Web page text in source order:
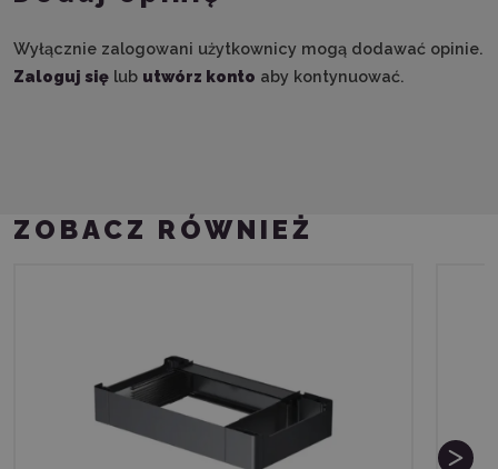
Wyłącznie zalogowani użytkownicy mogą dodawać opinie.
Zaloguj się lub utwórz konto aby kontynuować.
ZOBACZ RÓWNIEŻ